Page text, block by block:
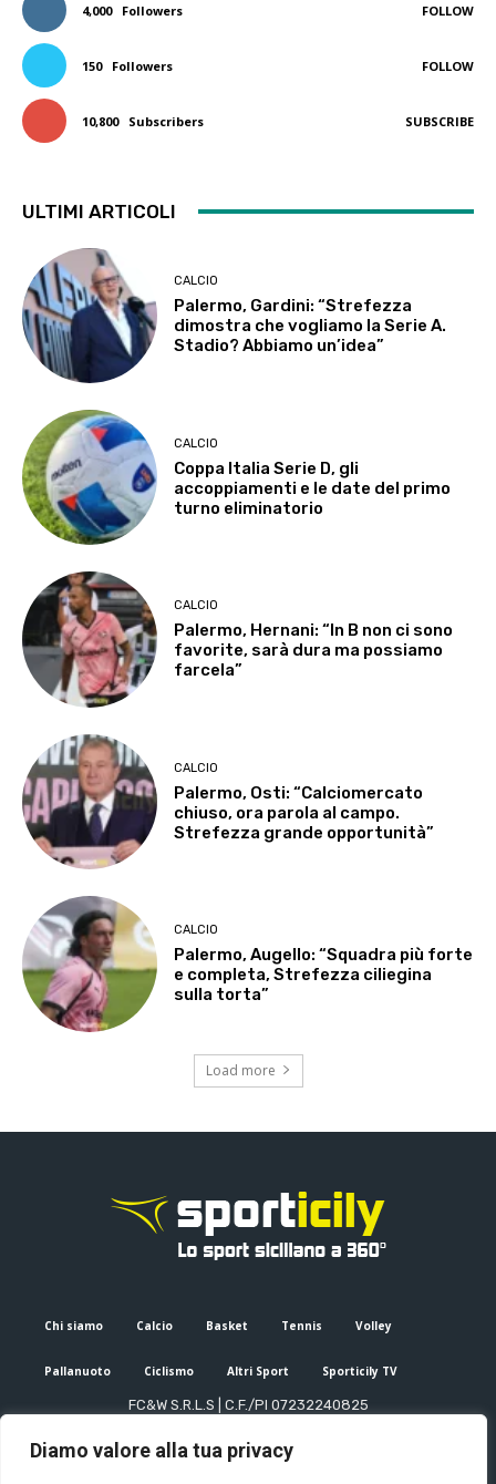
Diamo valore alla tua privacy
4,000 Followers FOLLOW
150 Followers FOLLOW
10,800 Subscribers SUBSCRIBE
ULTIMI ARTICOLI
CALCIO
Palermo, Gardini: “Strefezza
dimostra che vogliamo la Serie A.
Stadio? Abbiamo un’idea”
CALCIO
Coppa Italia Serie D, gli
accoppiamenti e le date del primo
turno eliminatorio
CALCIO
Palermo, Hernani: “In B non ci sono
favorite, sarà dura ma possiamo
farcela”
CALCIO
Palermo, Osti: “Calciomercato
chiuso, ora parola al campo.
Strefezza grande opportunità”
CALCIO
Palermo, Augello: “Squadra più forte
e completa, Strefezza ciliegina
sulla torta”
Load more
Chi siamo Calcio Basket Tennis Volley
Pallanuoto Ciclismo Altri Sport Sporticily TV
FC&W S.R.L.S | C.F./PI 07232240825
Editore e direttore responsabile: Francesco Cammuca | Registro